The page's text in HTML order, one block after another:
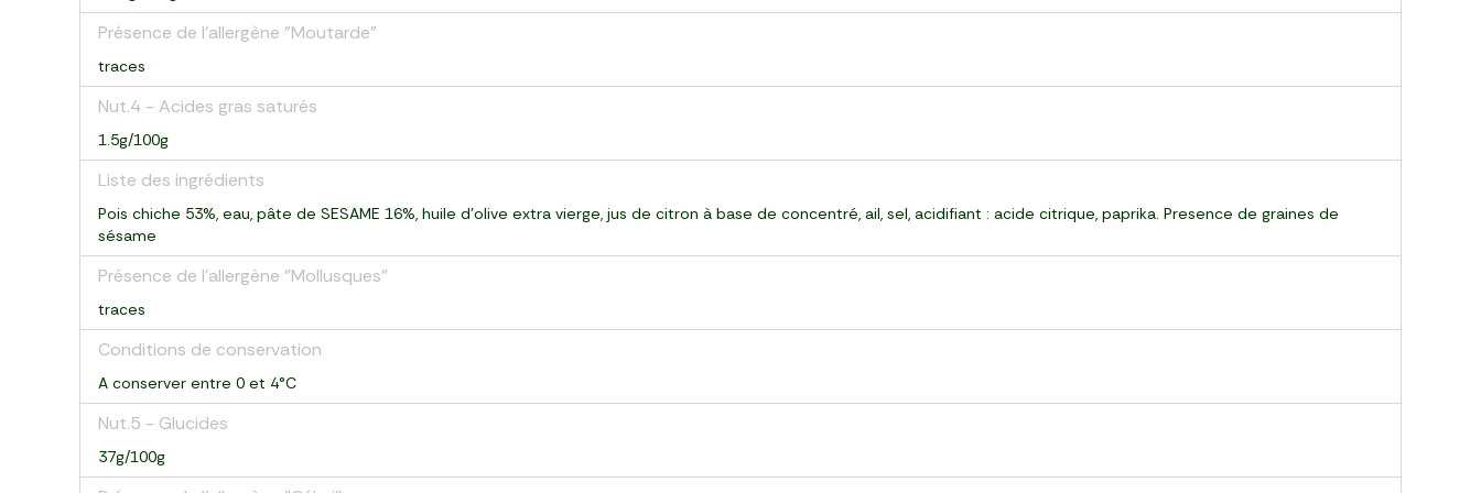
Présence de l'allergène "Moutarde"
traces
Nut.4 - Acides gras saturés
1.5g/100g
Liste des ingrédients
Pois chiche 53%, eau, pâte de SESAME 16%, huile d'olive extra vierge, jus de citron à base de concentré, ail, sel, acidifiant : acide citrique, paprika. Presence de graines de
sésame
Présence de l'allergène "Mollusques"
traces
Conditions de conservation
A conserver entre 0 et 4°C
Nut.5 - Glucides
37g/100g